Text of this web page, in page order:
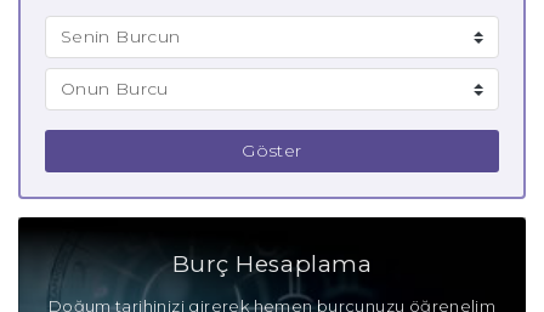
Göster
Burç Hesaplama
Doğum tarihinizi girerek hemen burcunuzu öğrenelim